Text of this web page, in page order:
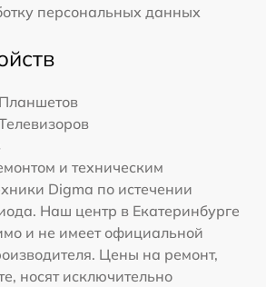
персональных данных
Планшетов
и техническим
Digma по истечении
Наш центр в Екатеринбурге
и не имеет официальной
Цены на ремонт,
носят исключительно